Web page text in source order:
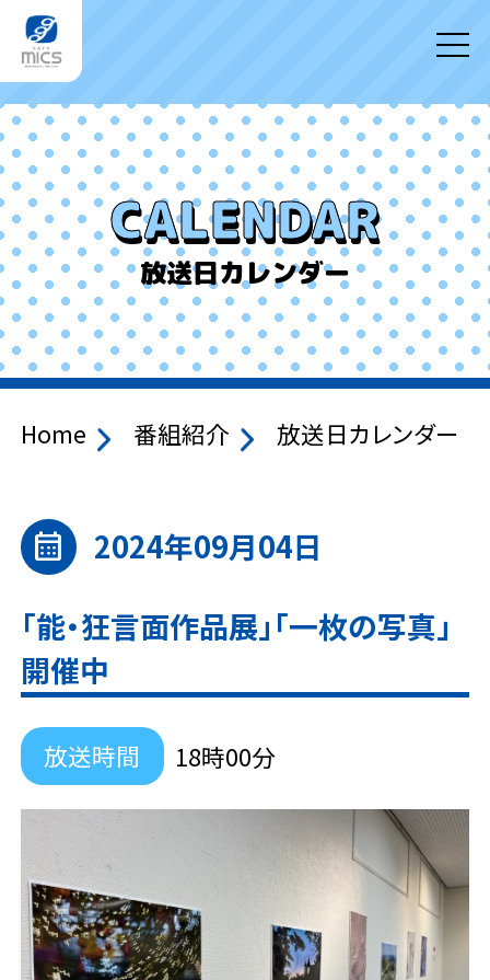
CALENDAR
放送日カレンダー
Home 番組紹介 放送日カレンダー
calendar_month
2024年09月04日
「能・狂言面作品展」「一枚の写真」
開催中
放送時間 18時00分